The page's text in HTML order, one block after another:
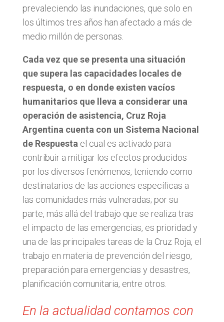
prevaleciendo las inundaciones, que solo en
los últimos tres años han afectado a más de
medio millón de personas.
Cada vez que se presenta una situación
que supera las capacidades locales de
respuesta, o en donde existen vacíos
humanitarios que lleva a considerar una
operación de asistencia, Cruz Roja
Argentina cuenta con un Sistema Nacional
de Respuesta el cual es activado para
contribuir a mitigar los efectos producidos
por los diversos fenómenos, teniendo como
destinatarios de las acciones específicas a
las comunidades más vulneradas; por su
parte, más allá del trabajo que se realiza tras
el impacto de las emergencias, es prioridad y
una de las principales tareas de la Cruz Roja, el
trabajo en materia de prevención del riesgo,
preparación para emergencias y desastres,
planificación comunitaria, entre otros.
En la actualidad contamos con